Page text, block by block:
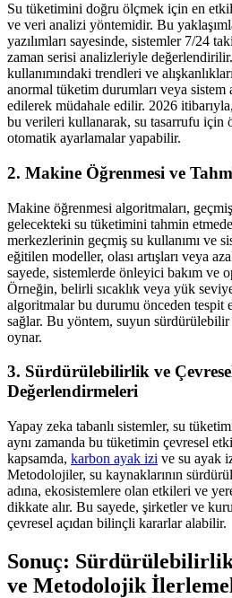
Su tüketimini doğru ölçmek için en
ve veri analizi yöntemidir. Bu
yazılımları sayesinde, sistemler 7/24
zaman serisi analizleriyle
kullanımındaki trendleri ve
anormal tüketim durumları veya sistem
edilerek müdahale edilir. 2026
bu verileri kullanarak, su tasarrufu için
otomatik ayarlamalar yapabilir.
2. Makine Öğrenmesi ve
Makine öğrenmesi algoritmaları,
gelecekteki su tüketimini tahmin
merkezlerinin geçmiş su kullanımı ve
eğitilen modeller, olası artışları veya
sayede, sistemlerde önleyici bakım ve
Örneğin, belirli sıcaklık veya yük
algoritmalar bu durumu önceden tespit
sağlar. Bu yöntem, suyun
oynar.
3. Sürdürülebilirlik ve
Değerlendirmeleri
Yapay zeka tabanlı sistemler, su
aynı zamanda bu tüketimin çevresel
kapsamda, karbon ayak izi ve su ayak
Metodolojiler, su kaynaklarının
adına, ekosistemlere olan etkileri ve
dikkate alır. Bu sayede, şirketler ve
çevresel açıdan bilinçli kararlar alabilir.
Sonuç:
ve Metodolojik